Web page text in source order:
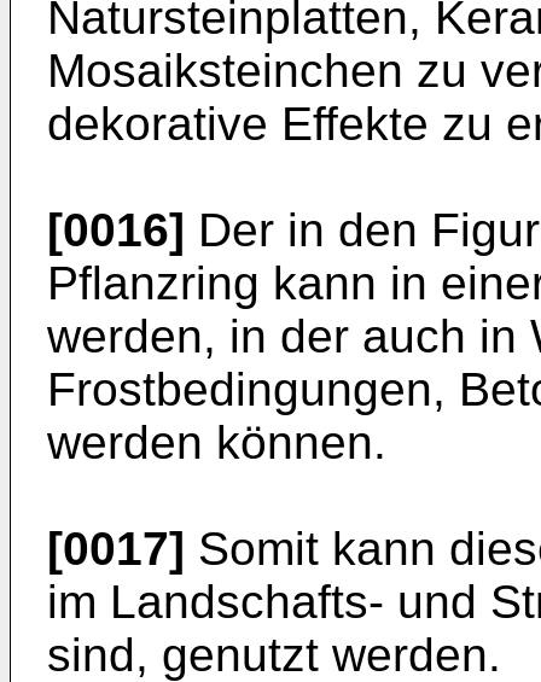
Natursteinplatten,
Mosaiksteinchen zu
dekorative Effekte zu
[0016] Der in den
Pflanzring kann in
werden, in der auch in
Frostbedingungen,
werden können.
[0017] Somit kann
im Landschafts- und
sind, genutzt werden.